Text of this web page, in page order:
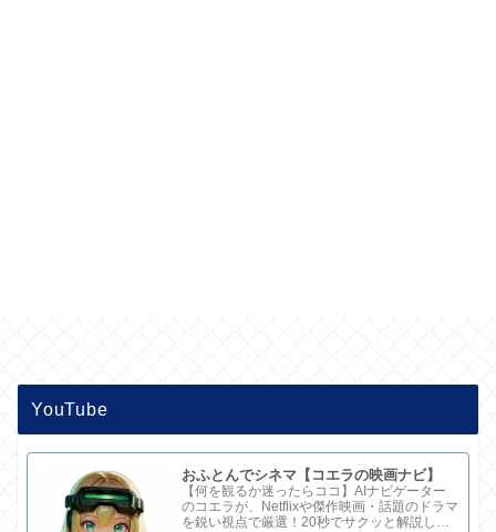
YouTube
おふとんでシネマ【コエラの映画ナビ】
【何を観るか迷ったらココ】AIナビゲーター
のコエラが、Netflixや傑作映画・話題のドラマ
を鋭い視点で厳選！20秒でサクッと解説して